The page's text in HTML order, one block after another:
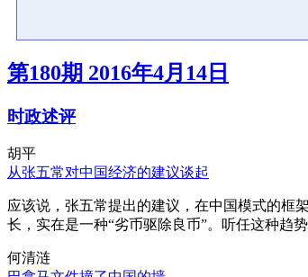
第180期 2016年4月14日
时政述评
胡平
从张五常对中国经济的建议谈起
应该说，张五常提出的建议，在中国模式的框
长，实在是一种“劣币驱除良币”。听任这种趋
何清涟